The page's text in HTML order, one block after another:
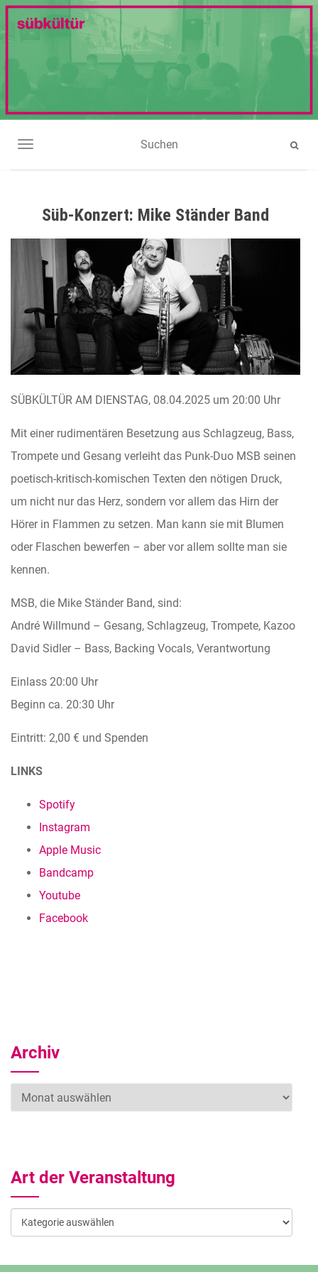
NAVIGATION UMSCHALTEN
Süb-Konzert: Mike Ständer Band
SÜBKÜLTÜR AM DIENSTAG, 08.04.2025 um 20:00 Uhr
Mit einer rudimentären Besetzung aus Schlagzeug, Bass,
Trompete und Gesang verleiht das Punk-Duo MSB seinen
poetisch-kritisch-komischen Texten den nötigen Druck,
um nicht nur das Herz, sondern vor allem das Hirn der
Hörer in Flammen zu setzen. Man kann sie mit Blumen
oder Flaschen bewerfen – aber vor allem sollte man sie
kennen.
MSB, die Mike Ständer Band, sind:
André Willmund – Gesang, Schlagzeug, Trompete, Kazoo
David Sidler – Bass, Backing Vocals, Verantwortung
Einlass 20:00 Uhr
Beginn ca. 20:30 Uhr
Eintritt: 2,00 € und Spenden
LINKS
Spotify
Instagram
Apple Music
Bandcamp
Youtube
Facebook
Archiv
Archiv
Art der Veranstaltung
Art
der
Veranstaltung